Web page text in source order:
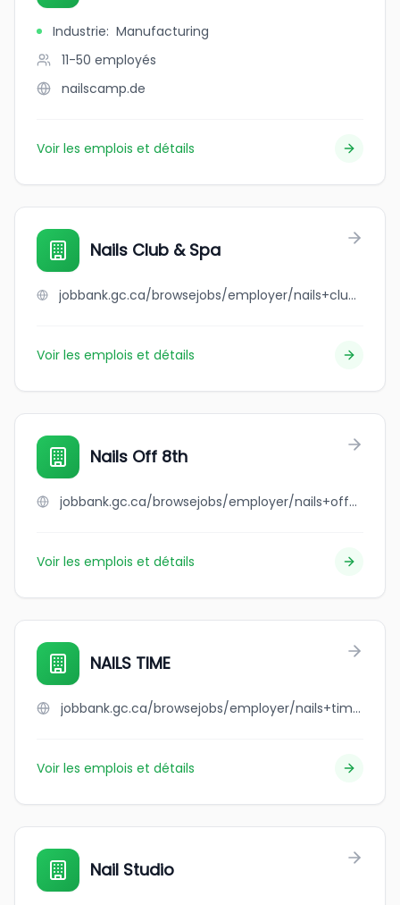
Industrie: Manufacturing
11-50 employés
nailscamp.de
Voir les emplois et détails
Nails Club & Spa
jobbank.gc.ca/browsejobs/employer/nails+club+%26+spa/ca
Voir les emplois et détails
Nails Off 8th
jobbank.gc.ca/browsejobs/employer/nails+off+8th/ca
Voir les emplois et détails
NAILS TIME
jobbank.gc.ca/browsejobs/employer/nails+time/ca
Voir les emplois et détails
Nail Studio